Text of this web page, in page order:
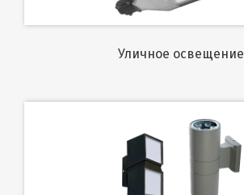
Уличное освещение